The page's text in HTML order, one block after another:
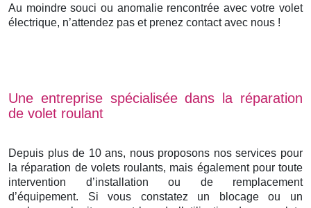
Au moindre souci ou anomalie rencontrée avec votre volet
électrique, n’attendez pas et prenez contact avec nous !
Une entreprise spécialisée dans la réparation
de volet roulant
Depuis plus de 10 ans, nous proposons nos services pour
la réparation de volets roulants, mais également pour toute
intervention d’installation ou de remplacement
d’équipement. Si vous constatez un blocage ou un